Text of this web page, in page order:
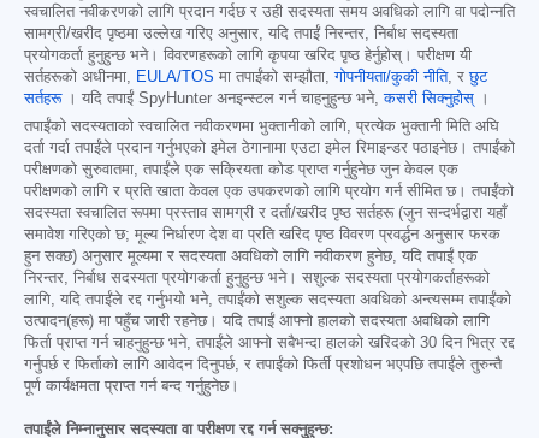
स्वचालित नवीकरणको लागि प्रदान गर्दछ र उही सदस्यता समय अवधिको लागि वा पदोन्नति
सामग्री/खरीद पृष्ठमा उल्लेख गरिए अनुसार, यदि तपाईं निरन्तर, निर्बाध सदस्यता
प्रयोगकर्ता हुनुहुन्छ भने। विवरणहरूको लागि कृपया खरिद पृष्ठ हेर्नुहोस्। परीक्षण यी
सर्तहरूको अधीनमा,
EULA/TOS मा तपाईंको सम्झौता,गोपनीयता/कुकी नीति, रछुट
सर्तहरू। यदि तपाईं SpyHunter अनइन्स्टल गर्न चाहनुहुन्छ भने,कसरी सिक्नुहोस् ।
तपाईंको सदस्यताको स्वचालित नवीकरणमा भुक्तानीको लागि, प्रत्येक भुक्तानी मिति अघि
दर्ता गर्दा तपाईंले प्रदान गर्नुभएको इमेल ठेगानामा एउटा इमेल रिमाइन्डर पठाइनेछ। तपाईंको
परीक्षणको सुरुवातमा, तपाईंले एक सक्रियता कोड प्राप्त गर्नुहुनेछ जुन केवल एक
परीक्षणको लागि र प्रति खाता केवल एक उपकरणको लागि प्रयोग गर्न सीमित छ। तपाईंको
सदस्यता स्वचालित रूपमा प्रस्ताव सामग्री र दर्ता/खरीद पृष्ठ सर्तहरू (जुन सन्दर्भद्वारा यहाँ
समावेश गरिएको छ; मूल्य निर्धारण देश वा प्रति खरिद पृष्ठ विवरण प्रवर्द्धन अनुसार फरक
हुन सक्छ) अनुसार मूल्यमा र सदस्यता अवधिको लागि नवीकरण हुनेछ, यदि तपाईं एक
निरन्तर, निर्बाध सदस्यता प्रयोगकर्ता हुनुहुन्छ भने। सशुल्क सदस्यता प्रयोगकर्ताहरूको
लागि, यदि तपाईंले रद्द गर्नुभयो भने, तपाईंको सशुल्क सदस्यता अवधिको अन्त्यसम्म तपाईंको
उत्पादन(हरू) मा पहुँच जारी रहनेछ। यदि तपाईं आफ्नो हालको सदस्यता अवधिको लागि
फिर्ता प्राप्त गर्न चाहनुहुन्छ भने, तपाईंले आफ्नो सबैभन्दा हालको खरिदको 30 दिन भित्र रद्द
गर्नुपर्छ र फिर्ताको लागि आवेदन दिनुपर्छ, र तपाईंको फिर्ती प्रशोधन भएपछि तपाईंले तुरुन्तै
पूर्ण कार्यक्षमता प्राप्त गर्न बन्द गर्नुहुनेछ।
तपाईंले निम्नानुसार सदस्यता वा परीक्षण रद्द गर्न सक्नुहुन्छ: